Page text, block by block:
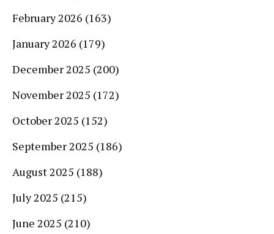
February 2026 (163)
January 2026 (179)
December 2025 (200)
November 2025 (172)
October 2025 (152)
September 2025 (186)
August 2025 (188)
July 2025 (215)
June 2025 (210)